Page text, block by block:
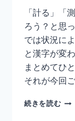
語
ま
と
め】
「計る」「
ろう？と思
では状況に
と漢字が変
まとめてひ
それが今回
続きを読む韓